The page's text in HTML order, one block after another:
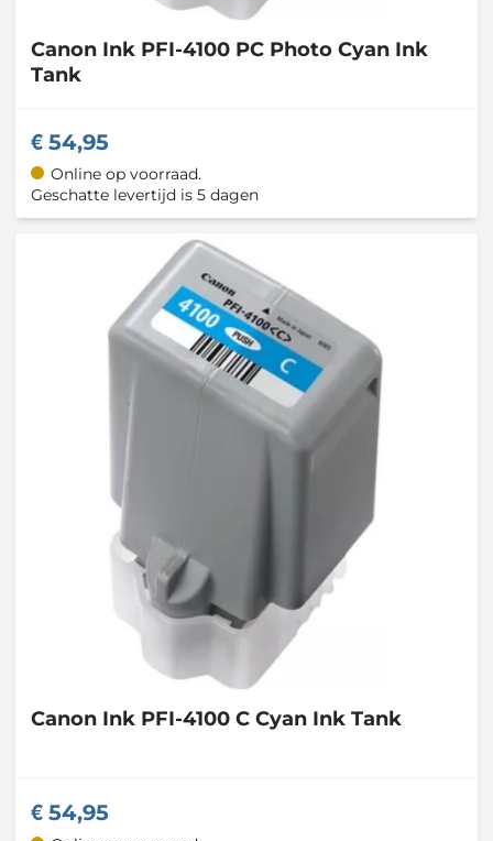
Canon Ink PFI-4100 PC Photo Cyan Ink
Tank
54,95
Online op voorraad.
Geschatte levertijd is 5 dagen
Canon Ink PFI-4100 C Cyan Ink Tank
54,95